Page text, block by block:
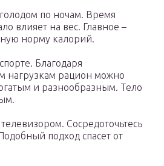
по ночам. Время
влияет на вес. Главное –
норму калорий.
Благодаря
нагрузкам рацион можно
и разнообразным. Тело
Сосредоточьтесь
подход спасет от